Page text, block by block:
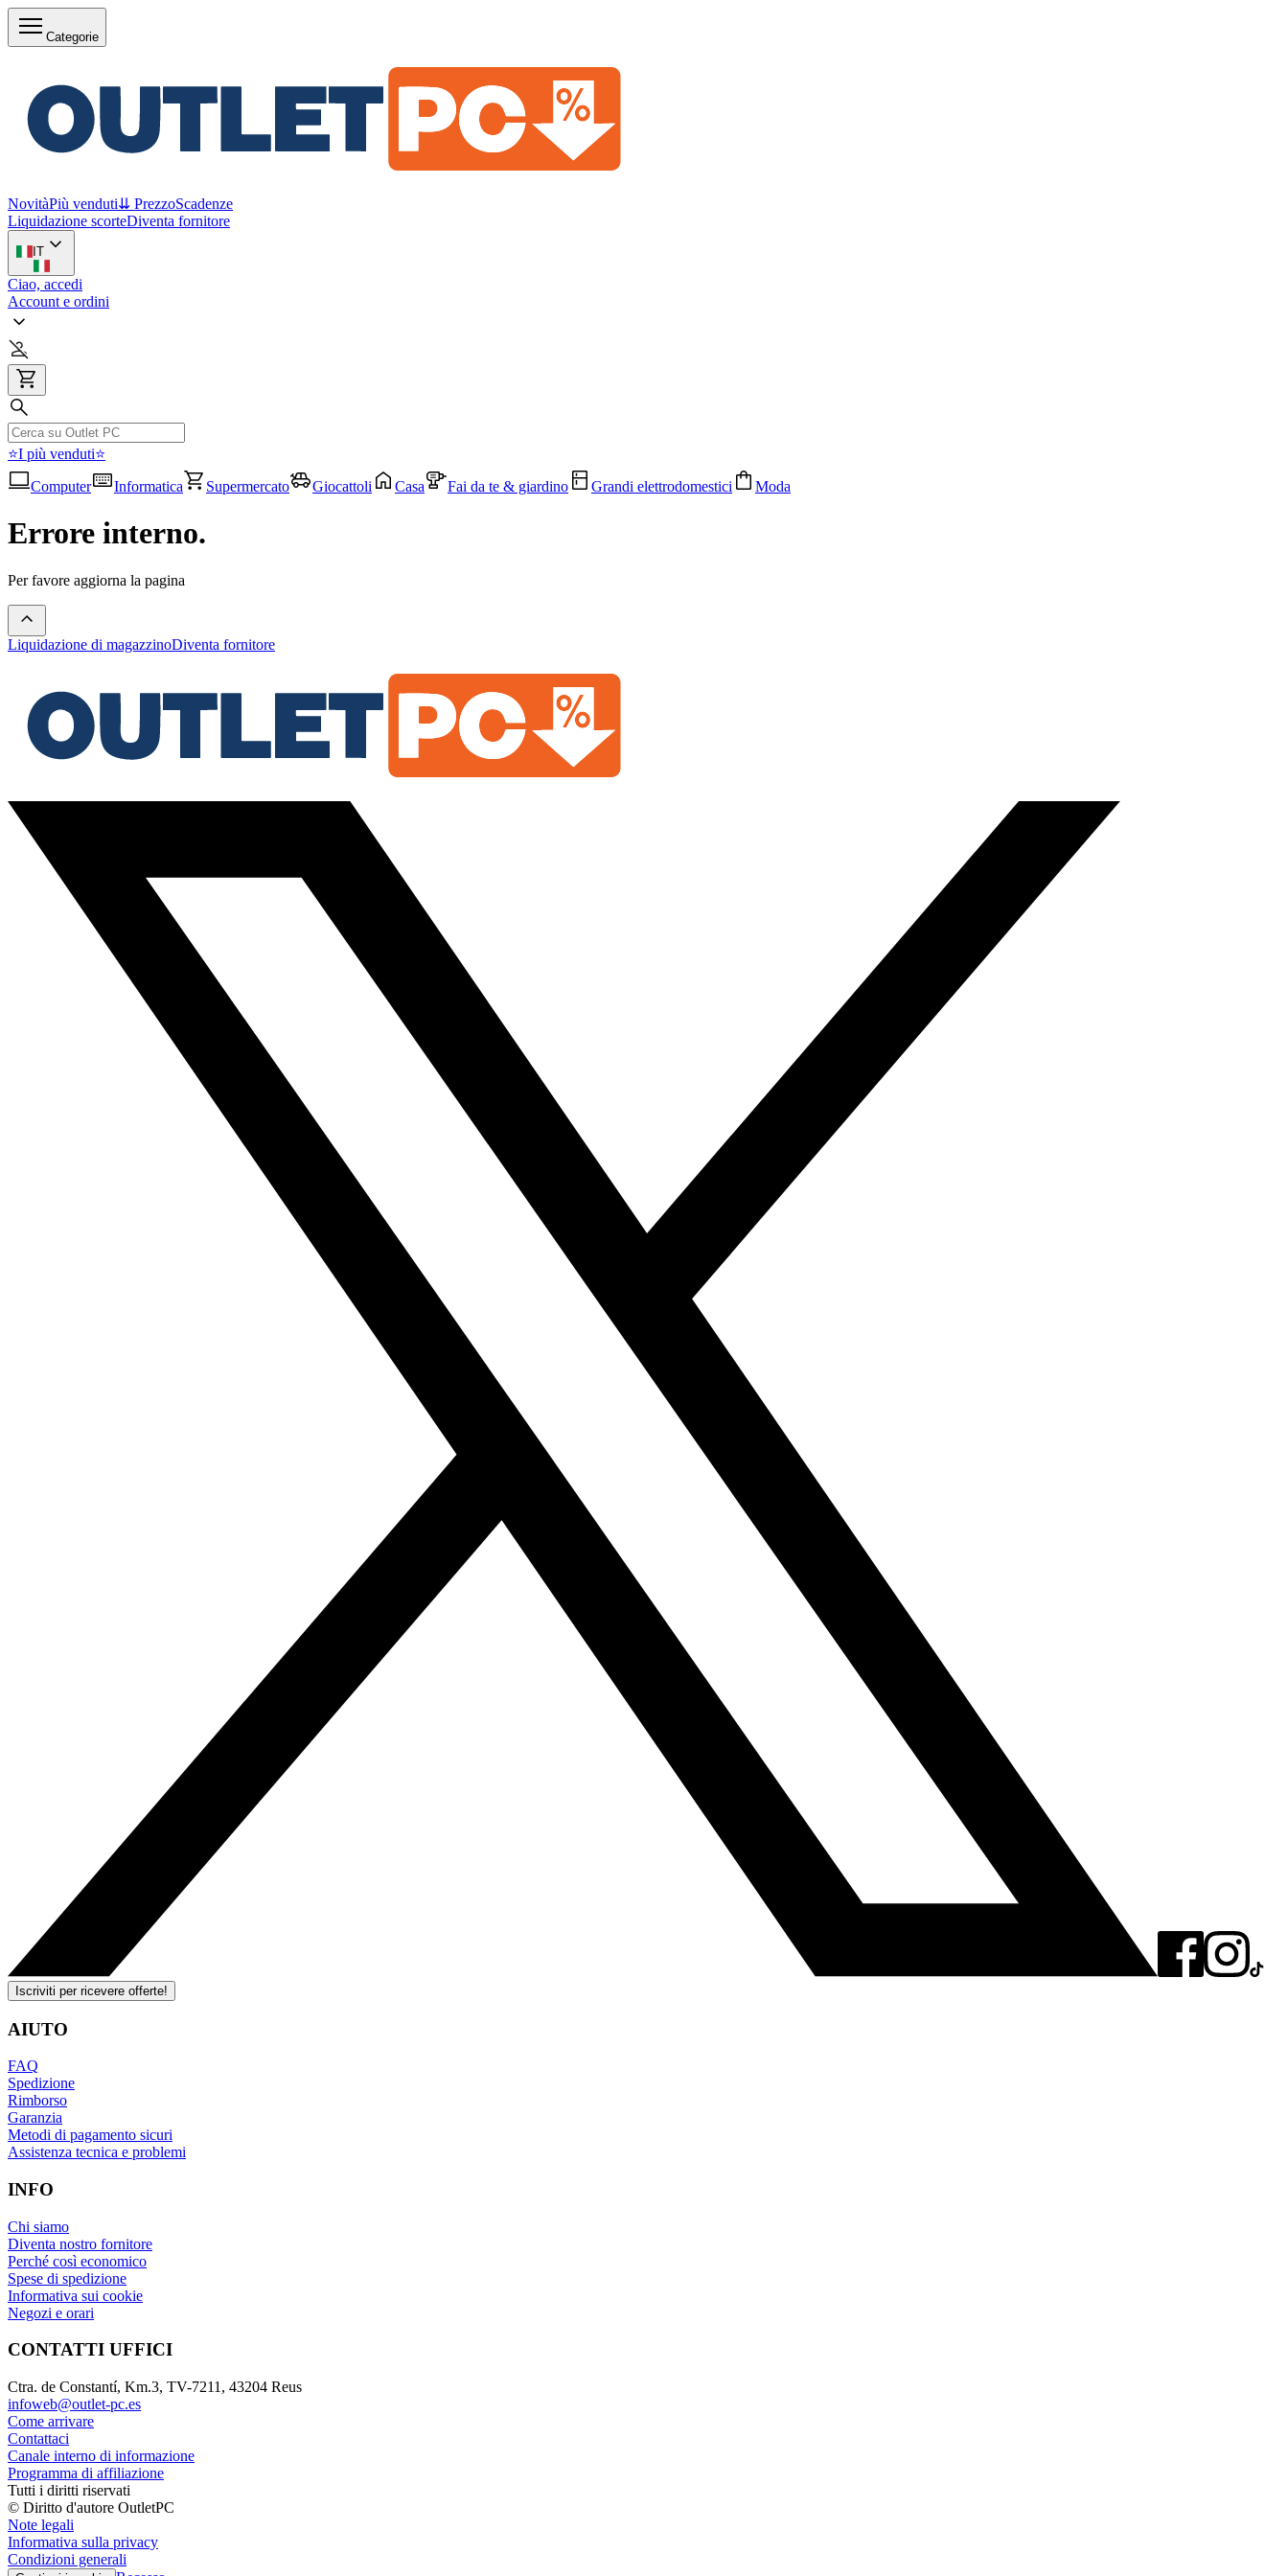
Categorie
NovitàPiù venduti⇊ PrezzoScadenze
Liquidazione scorteDiventa fornitore
IT
Ciao, accedi
Account e ordini
⭐I più venduti⭐
Computer
Informatica Supermercato Giocattoli Casa Fai da te & giardino Grandi elettrodomestici Moda
Errore interno.
Per favore aggiorna la pagina
Liquidazione di magazzinoDiventa fornitore
Iscriviti per ricevere offerte!
AIUTO
FAQ
Spedizione
Rimborso
Garanzia
Metodi di pagamento sicuri
Assistenza tecnica e problemi
INFO
Chi siamo
Diventa nostro fornitore
Perché così economico
Spese di spedizione
Informativa sui cookie
Negozi e orari
CONTATTI UFFICI
Ctra. de Constantí, Km.3, TV-7211, 43204 Reus
infoweb@outlet-pc.es
Come arrivare
Contattaci
Canale interno di informazione
Programma di affiliazione
Tutti i diritti riservati
© Diritto d'autore OutletPC
Note legali
Informativa sulla privacy
Condizioni generali